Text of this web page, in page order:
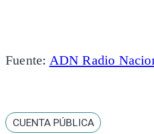
Fuente: ADN Radio
CUENTA PÚBLICA